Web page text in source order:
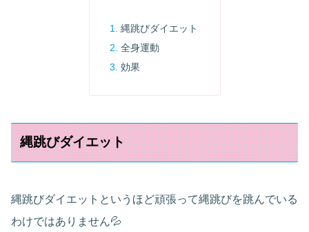
縄跳びダイエット
全身運動
効果
縄跳びダイエット
縄跳びダイエットというほど頑張って縄跳びを跳んでいる
わけではありません💦